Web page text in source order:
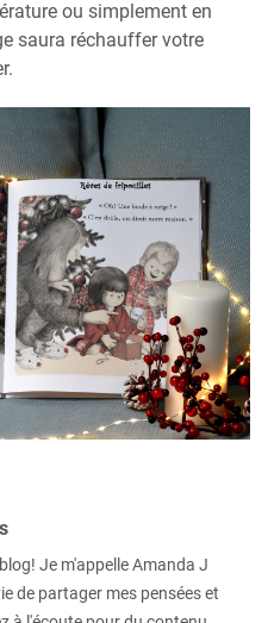
ou simplement en
saura réchauffer votre
Je m'appelle Amanda J
de partager mes pensées et